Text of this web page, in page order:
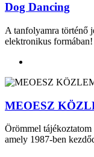
Dog Dancing
A tanfolyamra történő
elektronikus formában!
MEOESZ
Örömmel
amely 1987-ben